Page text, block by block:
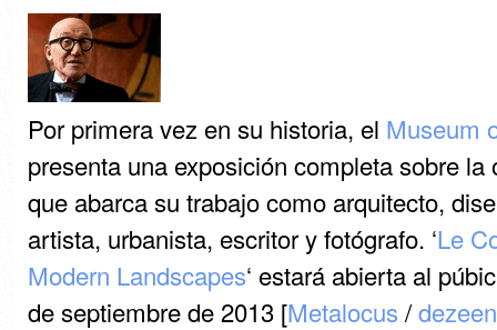
Por primera vez en su historia, el Museum
presenta una exposición completa sobre la
que abarca su trabajo como arquitecto,
artista, urbanista, escritor y fotógrafo. ‘Le
Modern Landscapes‘ estará abierta al
de septiembre de 2013 [Metalocus /dezeen